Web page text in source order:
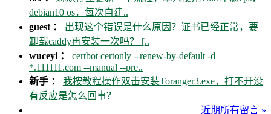
debian10 os，每次自建..
guest ： 出现这个错误是什么原因？证书已经正常，要
卸载caddy再安装一次吗？ [..
wuceyi ： certbot certonly --renew-by-default -d
*.111111.com --manual --pre..
新手 ： 我按教程操作双击安装Toranger3.exe，打不开没
有反应是怎么回事？
近期所有留言 »